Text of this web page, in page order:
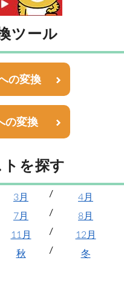
ツール
の変換
の変換
を探す
3月
4月
7月
8月
11月
12月
秋 冬